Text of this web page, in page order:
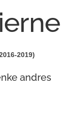
2019)
andres